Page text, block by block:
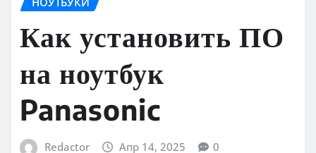
Как установить ПО
на ноутбук
Panasonic
Redactor Апр 14, 2025 0